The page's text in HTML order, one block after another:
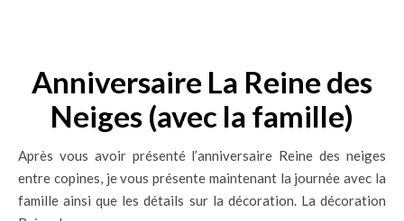
Anniversaire La Reine des
Neiges (avec la famille)
Après vous avoir présenté l’anniversaire Reine des neiges
entre copines, je vous présente maintenant la journée avec la
famille ainsi que les détails sur la décoration. La décoration